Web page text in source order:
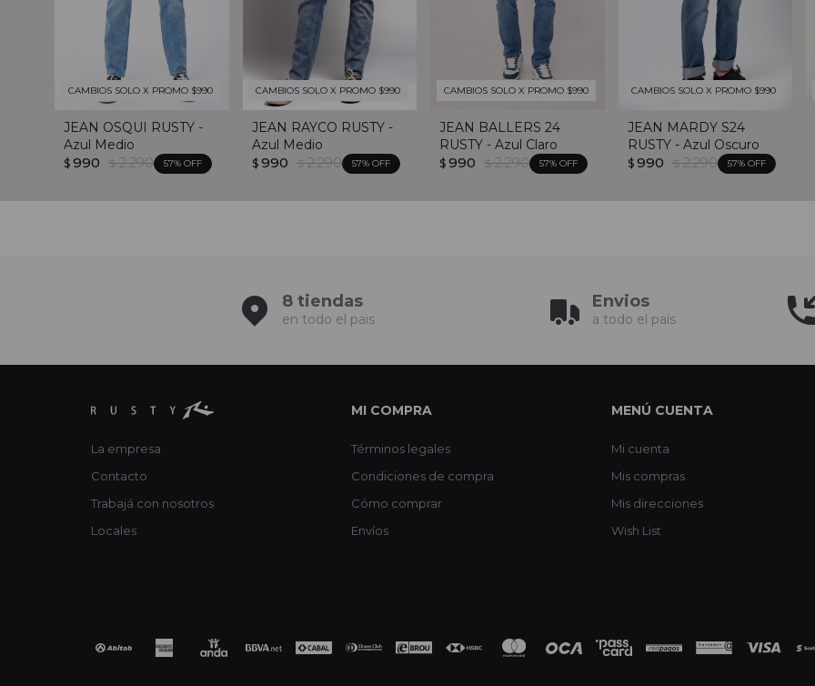
CAMBIOS SOLO X PROMO $990
JEAN OSQUI RUSTY -
Azul Medio
$ 990 $ 2.290 57
CAMBIOS SOLO X PROMO $990
JEAN RAYCO RUSTY -
Azul Medio
$ 990 $ 2.290 57
CAMBIOS SOLO X PROMO $990
JEAN BALLERS 24
RUSTY - Azul Claro
$ 990 $ 2.290 57
CAMBIOS SOLO X PROMO $990
JEAN MARDY S24
RUSTY - Azul Oscuro
$ 990 $ 2.290 57
8 tiendas
en todo el pais
Envios
a todo el país
La empresa
Contacto
Trabajá con nosotros
Locales
MI COMPRA
Términos legales
Condiciones de compra
Cómo comprar
Envíos
MENÚ CUENTA
Mi cuenta
Mis compras
Mis direcciones
Wish List